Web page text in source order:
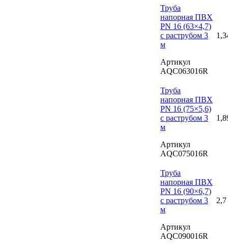
Труба
напорная ПВХ
PN 16 (63×4,7)
с раструбом 3
м
Артикул
AQC063016R
Труба
напорная ПВХ
PN 16 (75×5,6)
с раструбом 3
м
Артикул
AQC075016R
Труба
напорная ПВХ
PN 16 (90×6,7)
с раструбом 3
м
Артикул
AQC090016R
2,7